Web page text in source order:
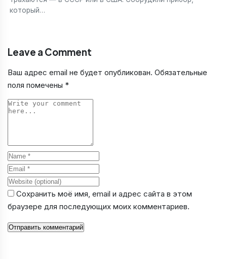
который…
Leave a Comment
Ваш адрес email не будет опубликован. Обязательные
поля помечены *
Comment
Name
Email
Website
Сохранить моё имя, email и адрес сайта в этом
браузере для последующих моих комментариев.
Отправить комментарий